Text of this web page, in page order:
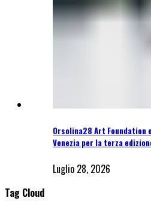
Orsolina28 Art
Venezia per la terza
Luglio 28, 2026
Tag Cloud